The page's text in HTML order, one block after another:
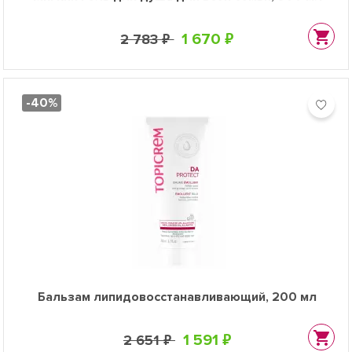
2 783 ₽ 1 670 ₽
-40%
Бальзам липидовосстанавливающий, 200 мл
2 651 ₽ 1 591 ₽